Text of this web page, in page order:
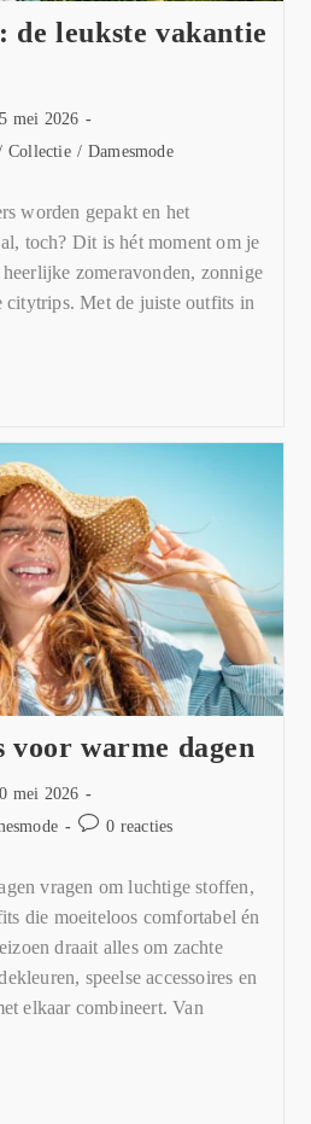
de leukste vakantie
mei 2026
Collectie / Damesmode
worden gepakt en het
toch? Dit is hét moment om je
zomeravonden, zonnige
citytrips. Met de juiste outfits in
voor warme dagen
mei 2026
0 reacties
vragen om luchtige stoffen,
die moeiteloos comfortabel én
draait alles om zachte
speelse accessoires en
elkaar combineert. Van